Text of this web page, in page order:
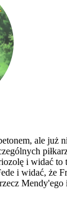
ale już
i widać to
i widać, że
Mendy'ego